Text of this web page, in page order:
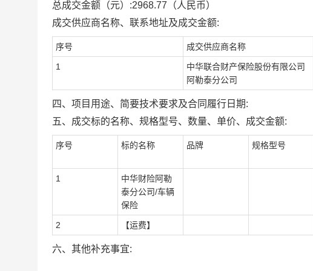
总成交金额（元）:2968.77 （人民币）
成交供应商名称、联系地址及成交金额:
序号 成交供应商名称
1
中华联合财产保险股份有限公司
阿勒泰分公司
四、项目用途、简要技术要求及合同履行日期:
五、成交标的名称、规格型号、数量、单价、成交金额:
序号 标的名称 品牌 规格型号
1
中华财险阿勒
泰分公司/车辆
保险
2 【运费】
六、其他补充事宜: